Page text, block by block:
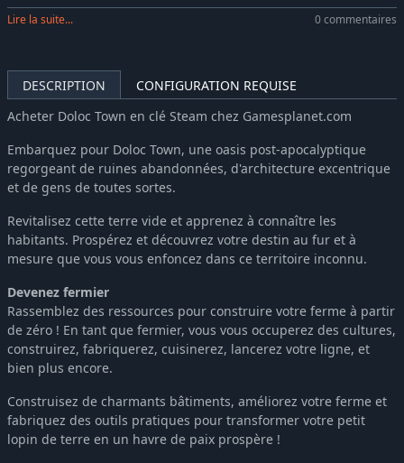
Lire la suite...
0 commentaires
DESCRIPTION
CONFIGURATION REQUISE
Acheter Doloc Town en clé Steam chez Gamesplanet.com
Embarquez pour Doloc Town, une oasis post-apocalyptique
regorgeant de ruines abandonnées, d'architecture excentrique
et de gens de toutes sortes.
Revitalisez cette terre vide et apprenez à connaître les
habitants. Prospérez et découvrez votre destin au fur et à
mesure que vous vous enfoncez dans ce territoire inconnu.
Devenez fermier
Rassemblez des ressources pour construire votre ferme à partir
de zéro ! En tant que fermier, vous vous occuperez des cultures,
construirez, fabriquerez, cuisinerez, lancerez votre ligne, et
bien plus encore.
Construisez de charmants bâtiments, améliorez votre ferme et
fabriquez des outils pratiques pour transformer votre petit
lopin de terre en un havre de paix prospère !